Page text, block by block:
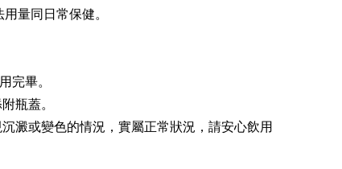
量同日常保健。
完畢。
瓶蓋。
澱或變色的情況，實屬正常狀況，請安心飲用